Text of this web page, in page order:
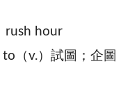
rush hour
（v.）試圖；企圖